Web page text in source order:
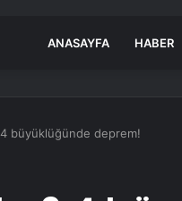
ANASAYFA HABER
büyüklüğünde deprem!